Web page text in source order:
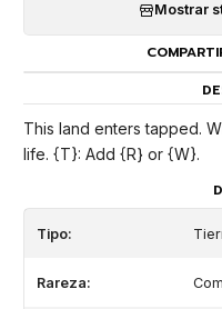
Mostrar
This land enters tapped.
life. {T}: Add {R} or {W}.
Tipo:
Rareza: